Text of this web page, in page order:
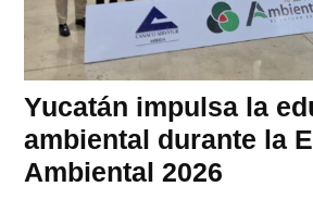
Yucatán impulsa la
ambiental durante la
Ambiental 2026